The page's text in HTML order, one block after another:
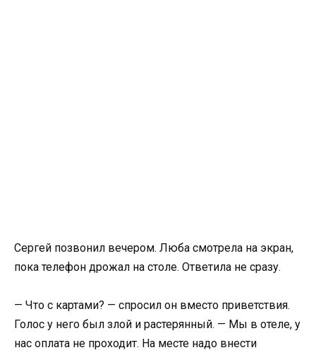
Сергей позвонил вечером. Люба смотрела на экран,
пока телефон дрожал на столе. Ответила не сразу.
— Что с картами? — спросил он вместо приветствия.
Голос у него был злой и растерянный. — Мы в отеле, у
нас оплата не проходит. На месте надо внести